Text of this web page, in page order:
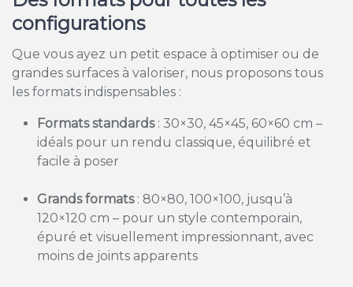
configurations
Que vous ayez un petit espace à optimiser ou de
grandes surfaces à valoriser, nous proposons tous
les formats indispensables :
Formats standards: 30×30, 45×45, 60×60 cm –
idéals pour un rendu classique, équilibré et
facile à poser
Grands formats: 80×80, 100×100, jusqu’à
120×120 cm – pour un style contemporain,
épuré et visuellement impressionnant, avec
moins de joints apparents